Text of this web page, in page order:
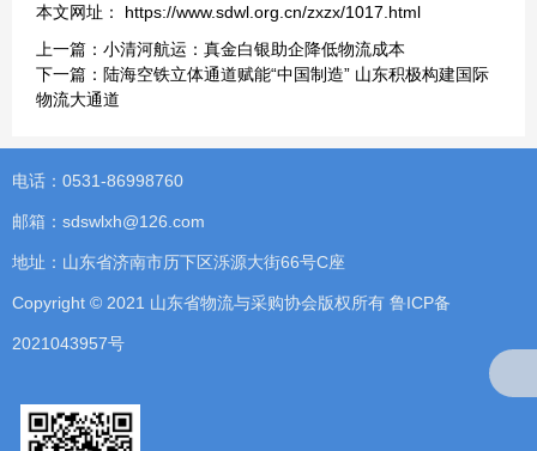
本文网址： https://www.sdwl.org.cn/zxzx/1017.html
上一篇： 小清河航运：真金白银助企降低物流成本
下一篇： 陆海空铁立体通道赋能“中国制造” 山东积极构建国际
物流大通道
电话：0531-86998760
邮箱：sdswlxh@126.com
地址：山东省济南市历下区泺源大街66号C座
Copyright © 2021 山东省物流与采购协会版权所有 鲁ICP备
2021043957号